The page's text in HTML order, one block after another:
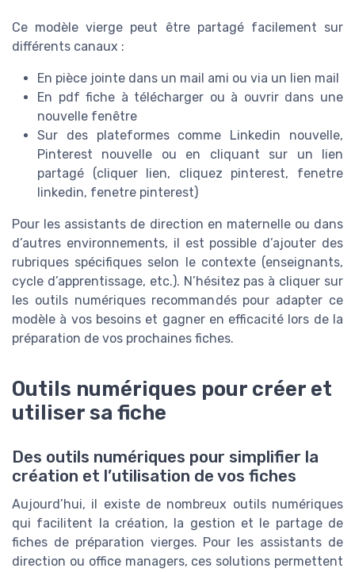
Ce modèle vierge peut être partagé facilement sur
différents canaux :
En pièce jointe dans un mail ami ou via un lien mail
En pdf fiche à télécharger ou à ouvrir dans une
nouvelle fenêtre
Sur des plateformes comme Linkedin nouvelle,
Pinterest nouvelle ou en cliquant sur un lien
partagé (cliquer lien, cliquez pinterest, fenetre
linkedin, fenetre pinterest)
Pour les assistants de direction en maternelle ou dans
d’autres environnements, il est possible d’ajouter des
rubriques spécifiques selon le contexte (enseignants,
cycle d’apprentissage, etc.). N’hésitez pas à cliquer sur
les outils numériques recommandés pour adapter ce
modèle à vos besoins et gagner en efficacité lors de la
préparation de vos prochaines fiches.
Outils numériques pour créer et
utiliser sa fiche
Des outils numériques pour simplifier la
création et l’utilisation de vos fiches
Aujourd’hui, il existe de nombreux outils numériques
qui facilitent la création, la gestion et le partage de
fiches de préparation vierges. Pour les assistants de
direction ou office managers, ces solutions permettent